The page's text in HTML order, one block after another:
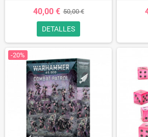
40,00 € 50,00 €
DETALLES
-20%